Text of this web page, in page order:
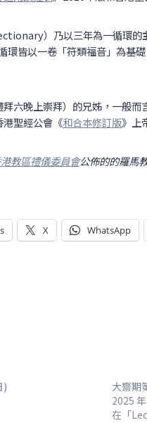
）乃以三年為一循環的
皆以一卷「符類福音」為基
六晚上崇拜）的兄姊，一般
港聖經公會《和合本修訂版》上
教區禮儀委員會公佈的的羅馬
X WhatsApp
)
大齋期
2025
在「